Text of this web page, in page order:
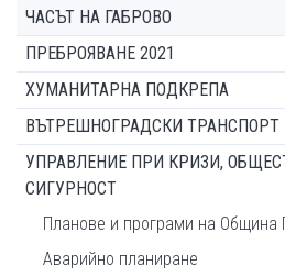
ЧАСЪТ НА ГАБРОВО
ПРЕБРОЯВАНЕ 2021
ХУМАНИТАРНА ПОДКРЕПА
ВЪТРЕШНОГРАДСКИ ТРАНСПОРТ
УПРАВЛЕНИЕ ПРИ КРИЗИ,
СИГУРНОСТ
Планове и програми на Община
Аварийно планиране